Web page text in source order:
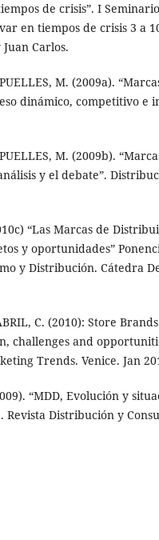
de crisis”. I
en tiempos de crisis 3 a
Carlos.
M. (2009a).
dinámico, competitivo e
M. (2009b).
y el debate”.
“Las Marcas de
y oportunidades”
y Distribución. Cátedra
C. (2010): Store
challenges and
Trends. Venice. Jan
“MDD, Evolución y
Revista Distribución y